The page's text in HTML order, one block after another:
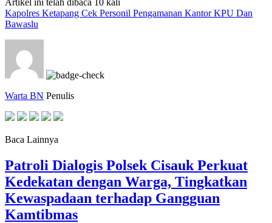
Kapolres Ketapang Cek Personil Pengamanan Kantor KPU Dan
Bawaslu
Warta BN Penulis
Baca Lainnya
Patroli Dialogis Polsek Cisauk Perkuat
Kedekatan dengan Warga, Tingkatkan
Kewaspadaan terhadap Gangguan
Kamtibmas